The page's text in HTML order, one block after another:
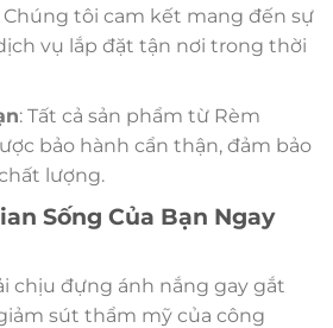
Chúng tôi cam kết mang đến sự
vụ lắp đặt tận nơi trong thời
: Tất cả sản phẩm từ Rèm
bảo hành cẩn thận, đảm bảo
lượng.
Sống Của Bạn Ngay
chịu đựng ánh nắng gay gắt
sút thẩm mỹ của công